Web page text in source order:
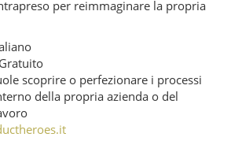
per reimmaginare la propria
scoprire o perfezionare i processi
della propria azienda o del